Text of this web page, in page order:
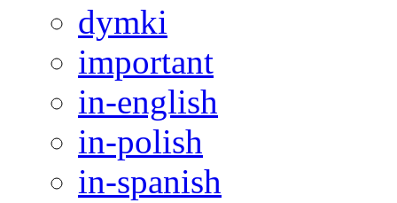
dymki
important
in-english
in-polish
in-spanish